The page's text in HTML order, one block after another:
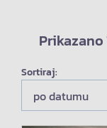
Prikazano
Sortiraj:
po datumu